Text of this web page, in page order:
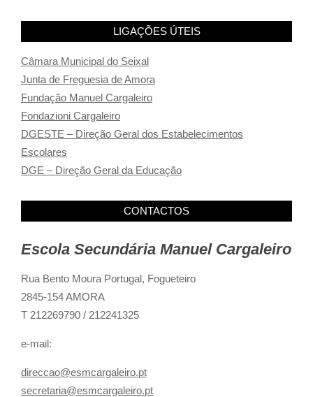
LIGAÇÕES ÚTEIS
Câmara Municipal do Seixal
Junta de Freguesia de Amora
Fundação Manuel Cargaleiro
Fondazioni Cargaleiro
DGESTE – Direção Geral dos Estabelecimentos
Escolares
DGE – Direção Geral da Educação
CONTACTOS
Escola Secundária Manuel Cargaleiro
Rua Bento Moura Portugal, Fogueteiro
2845-154 AMORA
T 212269790 / 212241325
e-mail:
direccao@esmcargaleiro.pt
secretaria@esmcargaleiro.pt